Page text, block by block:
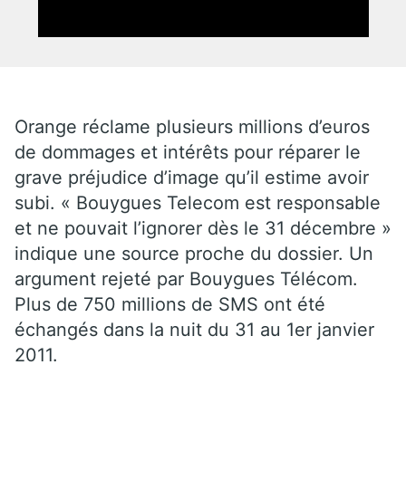
Orange réclame plusieurs millions d’euros
de dommages et intérêts pour réparer le
grave préjudice d’image qu’il estime avoir
subi. « Bouygues Telecom est responsable
et ne pouvait l’ignorer dès le 31 décembre »
indique une source proche du dossier. Un
argument rejeté par Bouygues Télécom.
Plus de 750 millions de SMS ont été
échangés dans la nuit du 31 au 1er janvier
2011.